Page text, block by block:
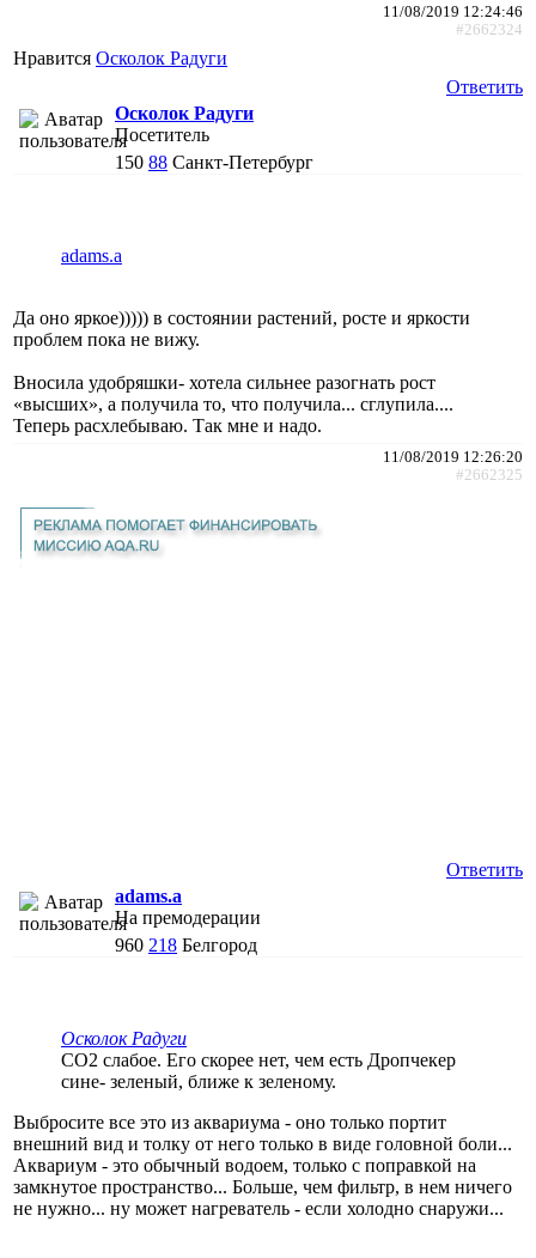
11/08/2019 12:24:46
#2662324
Нравится Осколок Радуги
Ответить
Осколок Радуги
Посетитель
150 88 Санкт-Петербург
adams.a
Да оно яркое))))) в состоянии растений, росте и яркости
проблем пока не вижу.
Вносила удобряшки- хотела сильнее разогнать рост
«высших», а получила то, что получила... сглупила....
Теперь расхлебываю. Так мне и надо.
11/08/2019 12:26:20
#2662325
Ответить
adams.a
На премодерации
960 218 Белгород
Осколок Радуги
СО2 слабое. Его скорее нет, чем есть Дропчекер
сине- зеленый, ближе к зеленому.
Выбросите все это из аквариума - оно только портит
внешний вид и толку от него только в виде головной боли...
Аквариум - это обычный водоем, только с поправкой на
замкнутое пространство... Больше, чем фильтр, в нем ничего
не нужно... ну может нагреватель - если холодно снаружи...